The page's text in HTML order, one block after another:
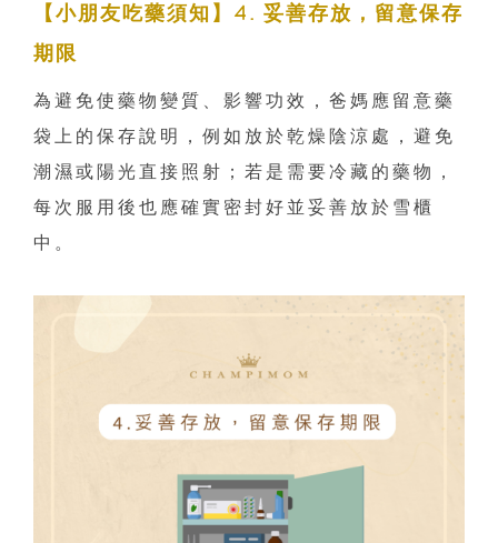
【小朋友吃藥須知】4. 妥善存放，留意保存
期限
為避免使藥物變質、影響功效，爸媽應留意藥
袋上的保存說明，例如放於乾燥陰涼處，避免
潮濕或陽光直接照射；若是需要冷藏的藥物，
每次服用後也應確實密封好並妥善放於雪櫃
中。